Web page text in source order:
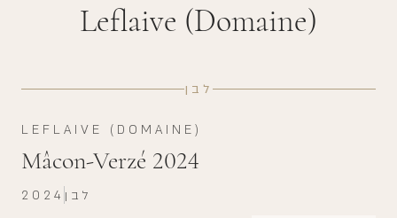
Leflaive (Domaine)
לבן
LEFLAIVE (DOMAINE)
Mâcon-Verzé 2024
2024 לבן